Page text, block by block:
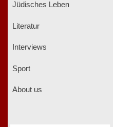
Jüdisches Leben
Literatur
Interviews
Sport
About us